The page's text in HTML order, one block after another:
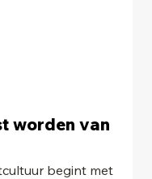
worden van
begint met